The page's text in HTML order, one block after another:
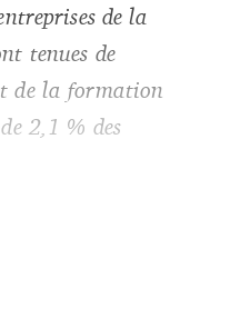
de la
tenues de
de la formation
2,1 % des